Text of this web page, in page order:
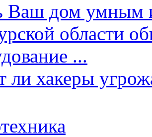
Ваш дом умным
области
...
ли хакеры